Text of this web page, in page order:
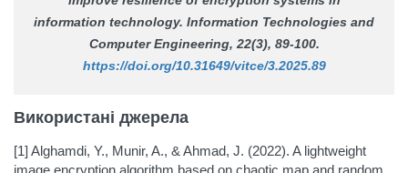
information technology. Information Technologies and
Computer Engineering, 22(3), 89-100.
https://doi.org/10.31649/vitce/3.2025.89
Використані джерела
[1] Alghamdi, Y., Munir, A., & Ahmad, J. (2022). A lightweight
image encryption algorithm based on chaotic map and random